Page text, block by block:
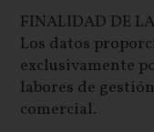
FINALIDAD DE
Los datos
exclusivamente
labores de
comercial.